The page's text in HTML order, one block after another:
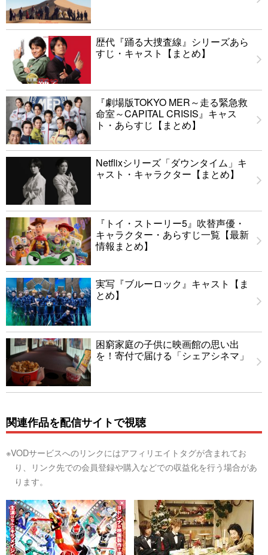
歴代『踊る大捜査線』シリーズあら
すじ・キャスト【まとめ】
『劇場版TOKYO MER～走る緊急救
命室～CAPITAL CRISIS』キャス
ト・あらすじ【まとめ】
Netflixシリーズ「ダウンタイム」キ
ャスト・キャラクター【まとめ】
『トイ・ストーリー5』吹替声優・
キャラクター・あらすじ一覧【最新
情報まとめ】
実写『ブルーロック』キャスト【ま
とめ】
困窮家庭の子供に映画館の思い出
を！寄付で届ける「シェアシネマ」
関連作品を配信サイトで視聴
※VODサービスへのリンクにはアフィリエイトタグが含まれてお
り、リンク先での会員登録や購入などでの収益化を行う場合があ
ります。